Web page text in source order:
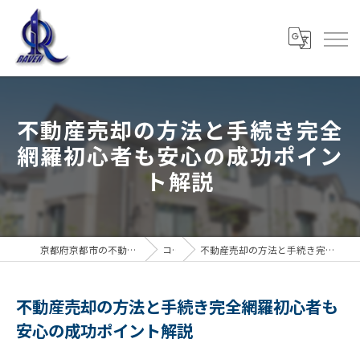
不動産売却の方法と手続き完全
網羅初心者も安心の成功ポイン
ト解説
京都府京都市の不動産売却なら株式会社RAVEN コラム 不動産売却の方法と手続き完全網羅初心者も安心の成功ポイント解説
不動産売却の方法と手続き完全網羅初心者も
安心の成功ポイント解説